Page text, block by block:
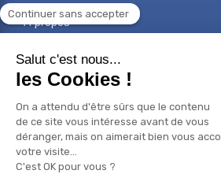
A propos
Services
Nos centres
Nous contacter